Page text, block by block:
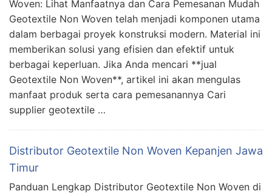
Woven: Lihat Manfaatnya dan Cara Pemesanan Mudah
Geotextile Non Woven telah menjadi komponen utama
dalam berbagai proyek konstruksi modern. Material ini
memberikan solusi yang efisien dan efektif untuk
berbagai keperluan. Jika Anda mencari **jual
Geotextile Non Woven**, artikel ini akan mengulas
manfaat produk serta cara pemesanannya Cari
supplier geotextile …
Distributor Geotextile Non Woven Kepanjen Jawa
Timur
Panduan Lengkap Distributor Geotextile Non Woven di